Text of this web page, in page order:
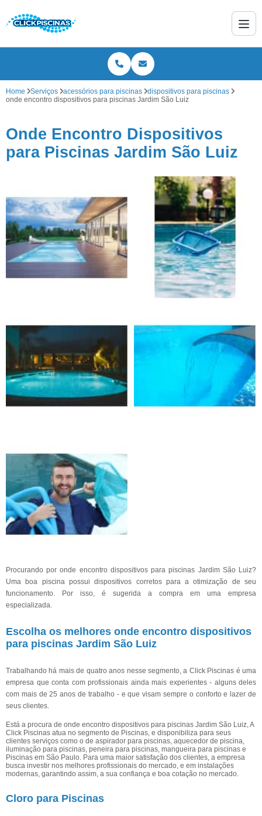
Home Serviços acessórios para piscinas
dispositivos para piscinas
onde encontro dispositivos para piscinas Jardim São Luiz
Onde Encontro Dispositivos
para Piscinas Jardim São Luiz
Procurando por onde encontro dispositivos para piscinas Jardim São Luiz?
Uma boa piscina possui dispositivos corretos para a otimização de seu
funcionamento. Por isso, é sugerida a compra em uma empresa
especializada.
Escolha os melhores onde encontro dispositivos
para piscinas Jardim São Luiz
Trabalhando há mais de quatro anos nesse segmento, a Click Piscinas é uma
empresa que conta com profissionais ainda mais experientes - alguns deles
com mais de 25 anos de trabalho - e que visam sempre o conforto e lazer de
seus clientes.
Está a procura de onde encontro dispositivos para piscinas Jardim São Luiz, A
Click Piscinas atua no segmento de Piscinas, e disponibiliza para seus
clientes serviços como o de aspirador para piscinas, aquecedor de piscina,
iluminação para piscinas, peneira para piscinas, mangueira para piscinas e
Piscinas em São Paulo. Para uma maior satisfação dos clientes, a empresa
busca investir nos melhores profissionais do mercado, e em instalações
modernas, garantindo assim, a sua confiança e boa cotação no mercado.
Cloro para Piscinas